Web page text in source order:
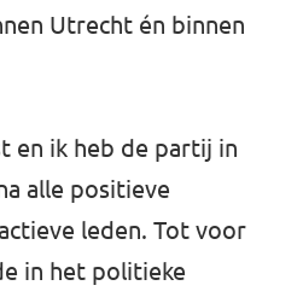
Utrecht én binnen
en ik heb de partij in
alle positieve
leden. Tot voor
in het politieke